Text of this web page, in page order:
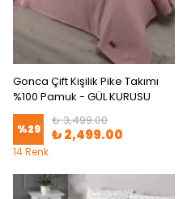
Gonca Çift Kişilik Pike Takımı
%100 Pamuk - GÜL KURUSU
%29
₺ 3,499.00
₺ 2,499.00
14 Renk